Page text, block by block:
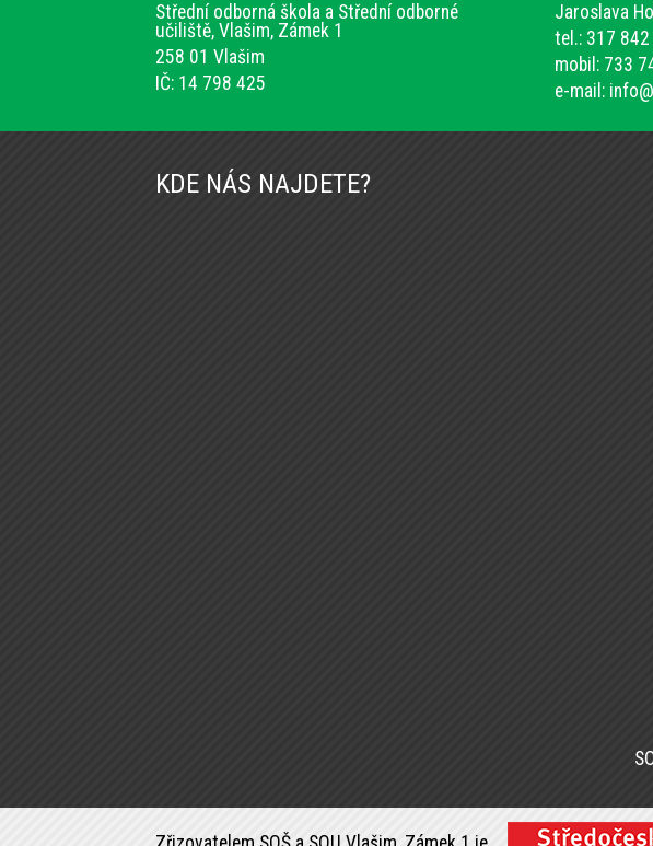
Střední odborná škola a Střední odborné
učiliště, Vlašim, Zámek 1
258 01 Vlašim
IČ: 14 798 425
Jaroslava
tel.: 317
mobil: 733
e-mail:
KDE NÁS NAJDETE?